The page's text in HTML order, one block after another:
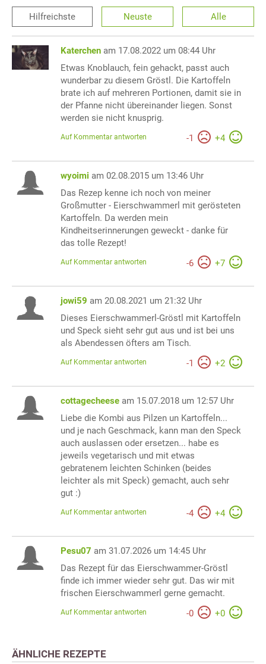
Hilfreichste Neuste Alle
Katerchen am 17.08.2022 um 08:44 Uhr
Etwas Knoblauch, fein gehackt, passt auch
wunderbar zu diesem Gröstl. Die Kartoffeln
brate ich auf mehreren Portionen, damit sie in
der Pfanne nicht übereinander liegen. Sonst
werden sie nicht knusprig.
-1 +4
Auf Kommentar antworten
wyoimi am 02.08.2015 um 13:46 Uhr
Das Rezep kenne ich noch von meiner
Großmutter - Eierschwammerl mit gerösteten
Kartoffeln. Da werden mein
Kindheitserinnerungen geweckt - danke für
das tolle Rezept!
-6 +7
Auf Kommentar antworten
jowi59 am 20.08.2021 um 21:32 Uhr
Dieses Eierschwammerl-Gröstl mit Kartoffeln
und Speck sieht sehr gut aus und ist bei uns
als Abendessen öfters am Tisch.
-1 +2
Auf Kommentar antworten
cottagecheese am 15.07.2018 um 12:57 Uhr
Liebe die Kombi aus Pilzen un Kartoffeln...
und je nach Geschmack, kann man den Speck
auch auslassen oder ersetzen... habe es
jeweils vegetarisch und mit etwas
gebratenem leichten Schinken (beides
leichter als mit Speck) gemacht, auch sehr
gut :)
-4 +4
Auf Kommentar antworten
Pesu07 am 31.07.2026 um 14:45 Uhr
Das Rezept für das Eierschwammer-Gröstl
finde ich immer wieder sehr gut. Das wir mit
frischen Eierschwammerl gerne gemacht.
-0 +0
Auf Kommentar antworten
ÄHNLICHE REZEPTE